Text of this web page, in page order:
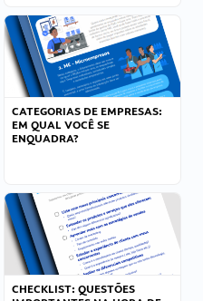
CATEGORIAS DE EMPRESAS:
EM QUAL VOCÊ SE
ENQUADRA?
CHECKLIST: QUESTÕES